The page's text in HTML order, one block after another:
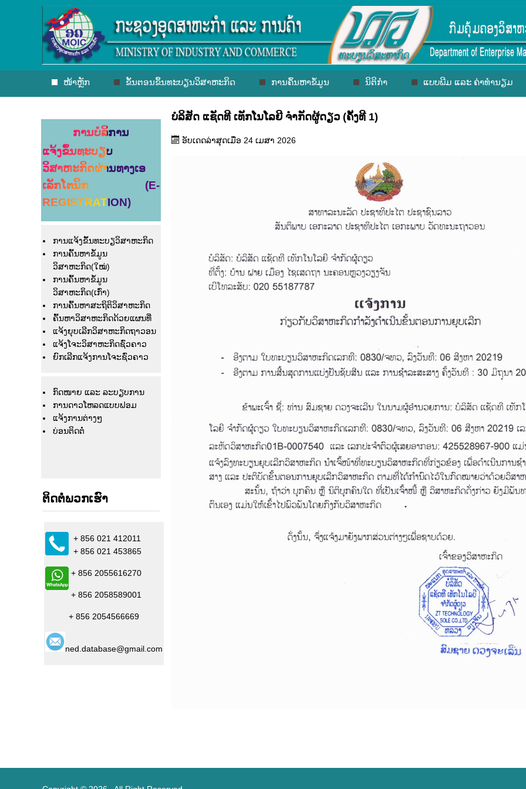
ໜ້າຫຼັກ ຂັ້ນຕອນຂຶ້ນທະບຽນວິສາຫະກິດ ການຄົ້ນຫາຂໍ້ມູນ ນິຕິກຳ ແບບພີມ ແລະ ຄ່າທຳນຽມ
ການບໍລິການ
ແຈ້ງຂຶ້ນທະບຽບ
ວິສາຫະກິດຜ່ານທາງເອ
ເລັກໂຕນິກ (E-
REGISTRATION)
ການແຈ້ງຂຶ້ນທະບຽວິສາຫະກິດ
ການຄົ້ນຫາຂໍ້ມູນ
ວິສາຫະກິດ(ໃໝ່)
ການຄົ້ນຫາຂໍ້ມູນ
ວິສາຫະກິດ(ເກົ່າ)
ການຄົ້ນຫາສະຖິຕິວິສາຫະກິດ
ຄົ້ນຫາວິສາຫະກິດດ້ວຍແຜນທີ່
ແຈ້ງຍຸບເລີກວິສາຫະກິດຖາວອນ
ແຈ້ງໂຈະວິສາຫະກິດຊົ່ວຄາວ
ຍົກເລີກແຈ້ງການໂຈະຊົ່ວຄາວ
ກົດໜາຍ ແລະ ລະບຽບການ
ການດາວໂຫລດແບບຟອມ
ແຈ້ງ​ການ​ຕ່າງໆ
ບ່ອນຕິດຕໍ່
ຕິດຕໍ່ພວກເຮົາ
+ 856 021 412011
+ 856 021 453865
+ 856 2055616270
+ 856 2058589001
+ 856 2054566669
ned.database@gmail.com
ບໍລິສັດ ແຊັດທີ ເທັກໂນໂລຍີ ຈຳກັດຜູ້ດຽວ (ຄັ້ງທີ 1)
ອັບເດດລ່າສຸດເມື່ອ 24 ເມສາ 2026